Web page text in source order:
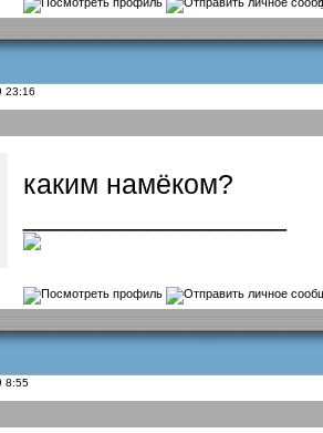
23:16
каким намёком?
8:55